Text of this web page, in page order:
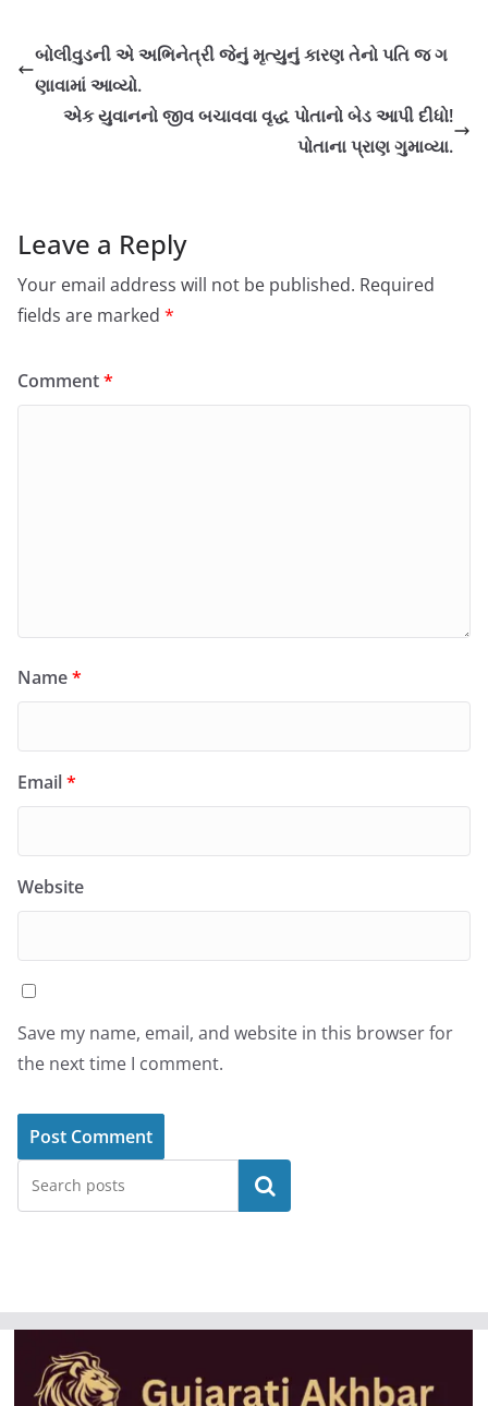
બોલીવુડની એ અભિનેત્રી જેનું મૃત્યુનું કારણ તેનો પતિ જ ગ
ણાવામાં આવ્યો.
એક યુવાનનો જીવ બચાવવા વૃદ્ધ પોતાનો બેડ આપી દીધો!
પોતાના પ્રાણ ગુમાવ્યા.
Leave a Reply
Your email address will not be published. Required
fields are marked *
Comment*
Name*
Email*
Website
Save my name, email, and website in this browser for
the next time I comment.
Search